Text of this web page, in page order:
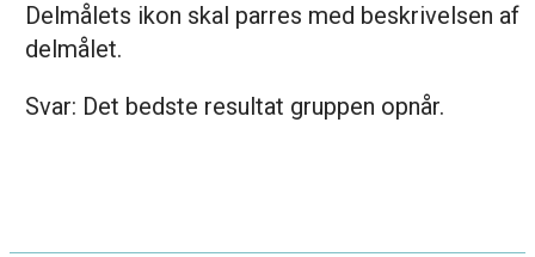
Delmålets ikon skal parres med beskrivelsen af
delmålet.
Svar: Det bedste resultat gruppen opnår.